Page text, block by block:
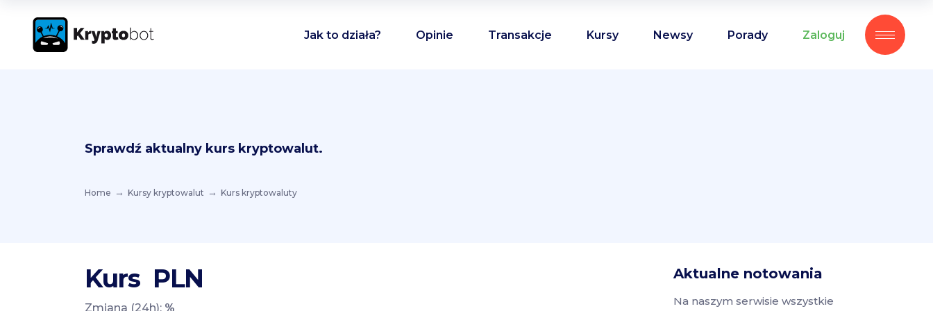
Jak to działa? Opinie Transakcje Kursy Newsy Porady Zaloguj
Sprawdź aktualny kurs kryptowalut.
Home Kursy kryptowalut Kurs kryptowaluty
Kurs PLN
Zmiana (24h): %
Aktualne notowania
Na naszym serwisie wszystkie